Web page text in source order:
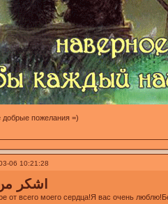
пожелания =)
06 10:21:28
أشكر
от всего моего сердца!Я вас очень